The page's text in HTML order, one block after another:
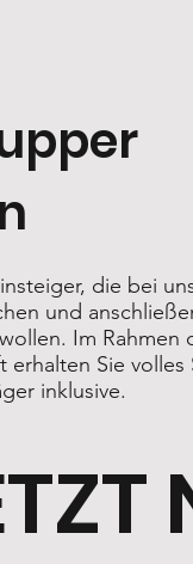
die bei
und
Im Rahmen
erhalten Sie volles
inklusive.